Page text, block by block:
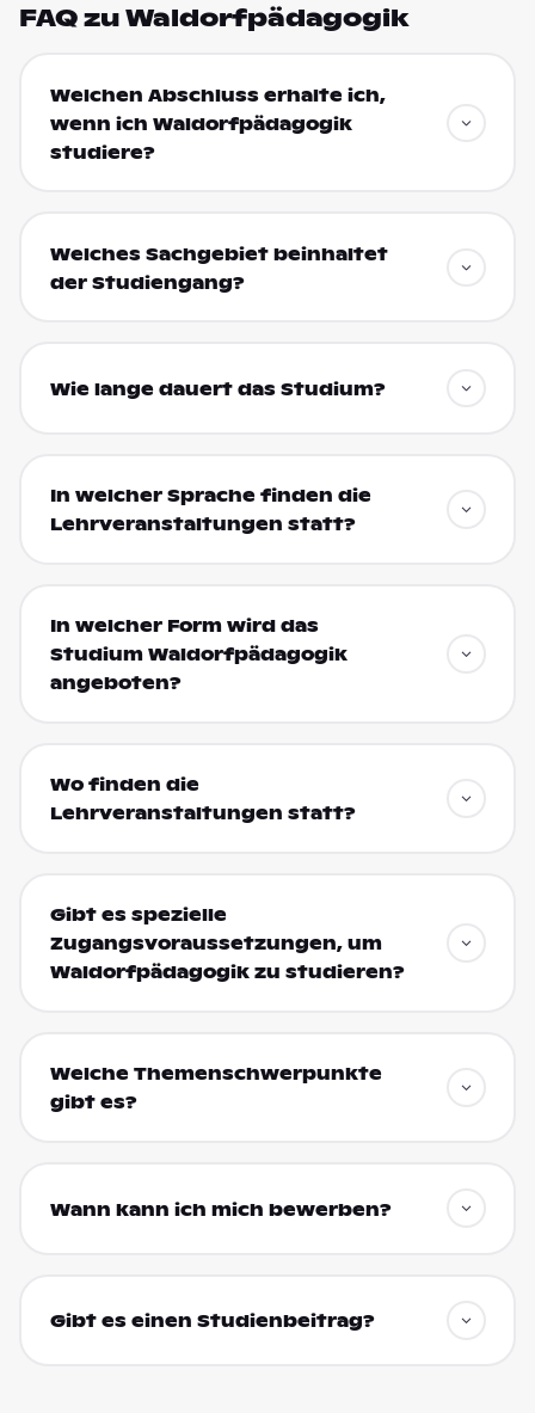
FAQ zu Waldorfpädagogik
Welchen Abschluss erhalte ich,
wenn ich Waldorfpädagogik
studiere?
Welches Sachgebiet beinhaltet
der Studiengang?
Wie lange dauert das Studium?
In welcher Sprache finden die
Lehrveranstaltungen statt?
In welcher Form wird das
Studium Waldorfpädagogik
angeboten?
Wo finden die
Lehrveranstaltungen statt?
Gibt es spezielle
Zugangsvoraussetzungen, um
Waldorfpädagogik zu studieren?
Welche Themenschwerpunkte
gibt es?
Wann kann ich mich bewerben?
Gibt es einen Studienbeitrag?